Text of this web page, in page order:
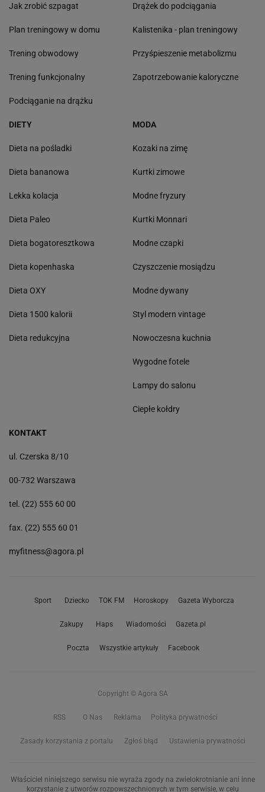
Jak zrobić szpagat
Plan treningowy w domu
Trening obwodowy
Trening funkcjonalny
Podciąganie na drążku
Drążek do podciągania
Kalistenika - plan treningowy
Przyśpieszenie metabolizmu
Zapotrzebowanie kaloryczne
DIETY
Dieta na pośladki
Dieta bananowa
Lekka kolacja
Dieta Paleo
Dieta bogatoresztkowa
Dieta kopenhaska
Dieta OXY
Dieta 1500 kalorii
Dieta redukcyjna
MODA
Kozaki na zimę
Kurtki zimowe
Modne fryzury
Kurtki Monnari
Modne czapki
Czyszczenie mosiądzu
Modne dywany
Styl modern vintage
Nowoczesna kuchnia
Wygodne fotele
Lampy do salonu
Ciepłe kołdry
KONTAKT
ul. Czerska 8/10
00-732 Warszawa
tel. (22) 555 60 00
fax. (22) 555 60 01
myfitness@agora.pl
Sport Dziecko TOK FM Horoskopy Gazeta Wyborcza
Zakupy Haps Wiadomości Gazeta.pl
Poczta Wszystkie artykuły Facebook
Copyright © Agora SA
RSS O Nas Reklama Polityka prywatności
Zasady korzystania z portalu Zgłoś błąd Ustawienia prywatności
Właściciel niniejszego serwisu nie wyraża zgody na zwielokrotnianie ani inne
korzystanie z utworów rozpowszechnionych w tym serwisie, w celu